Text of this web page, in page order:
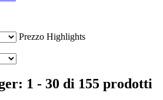
Prezzo Highlights
1 - 30 di 155 prodotti